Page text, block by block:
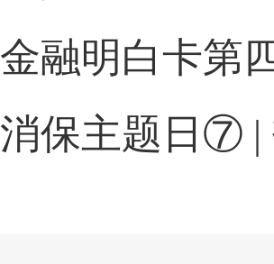
金融明白卡第
消保主题日⑦ |